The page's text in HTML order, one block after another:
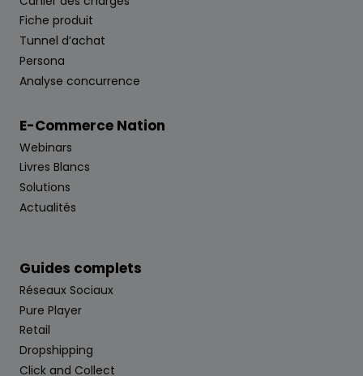
Fiche produit
Tunnel d’achat
Persona
Analyse concurrence
E-Commerce Nation
Webinars
Livres Blancs
Solutions
Actualités
Guides complets
Réseaux Sociaux
Pure Player
Retail
Dropshipping
Click and Collect